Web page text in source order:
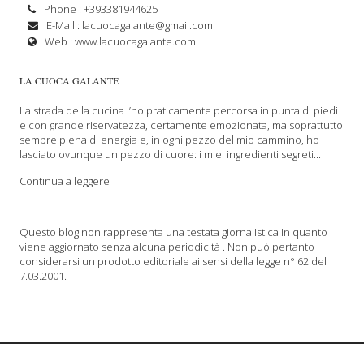
Phone : +393381944625
E-Mail : lacuocagalante@gmail.com
Web :www.lacuocagalante.com
LA CUOCA GALANTE
La strada della cucina l’ho praticamente percorsa in punta di piedi
e con grande riservatezza, certamente emozionata, ma soprattutto
sempre piena di energia e, in ogni pezzo del mio cammino, ho
lasciato ovunque un pezzo di cuore: i miei ingredienti segreti...
Continua a leggere
Questo blog non rappresenta una testata giornalistica in quanto
viene aggiornato senza alcuna periodicità . Non può pertanto
considerarsi un prodotto editoriale ai sensi della legge n° 62 del
7.03.2001.